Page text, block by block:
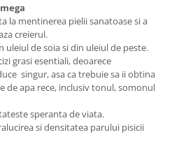
la mentinerea pielii sanatoase si a
creierul.
uleiul de soia si din uleiul de peste.
grasi esentiali, deoarece
singur, asa ca trebuie sa ii obtina
de apa rece, inclusiv tonul, somonul
speranta de viata.
si densitatea parului pisicii